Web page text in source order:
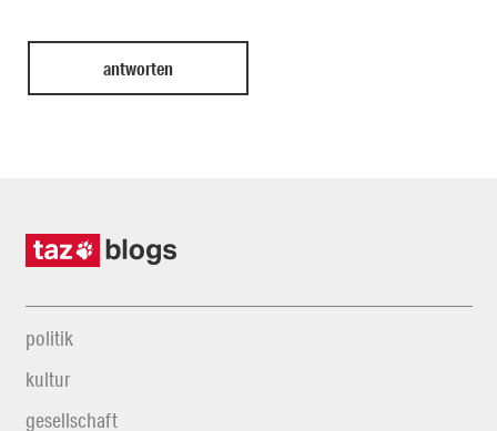
politik
kultur
gesellschaft